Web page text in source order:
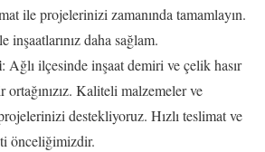
ile projelerinizi zamanında tamamlayın.
inşaatlarınız daha sağlam.
: Ağlı ilçesinde inşaat demiri ve çelik hasır
Kaliteli malzemeler ve
destekliyoruz. Hızlı teslimat ve
önceliğimizdir.